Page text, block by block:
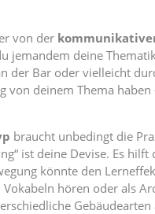
von der
jemandem deine
der Bar oder vielleicht
von deinem Thema
braucht unbedingt die
ist deine Devise. Es
könnte den
hören oder als
Gebäudearten